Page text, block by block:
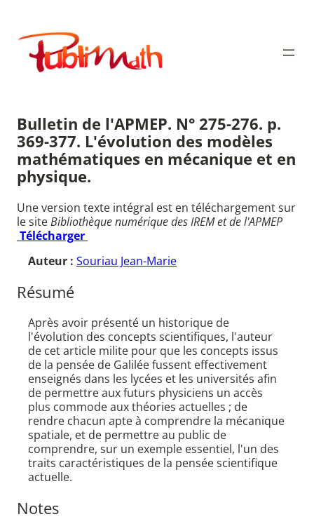
contenu
Publimath
Bulletin de l'APMEP. N° 275-276. p.
369-377. L'évolution des modèles
mathématiques en mécanique et en
physique.
Une version texte intégral est en téléchargement sur
le siteBibliothèque numérique des IREM et de l'APMEP
Télécharger
Auteur : Souriau Jean-Marie
Résumé
Après avoir présenté un historique de
l'évolution des concepts scientifiques, l'auteur
de cet article milite pour que les concepts issus
de la pensée de Galilée fussent effectivement
enseignés dans les lycées et les universités afin
de permettre aux futurs physiciens un accès
plus commode aux théories actuelles ; de
rendre chacun apte à comprendre la mécanique
spatiale, et de permettre au public de
comprendre, sur un exemple essentiel, l'un des
traits caractéristiques de la pensée scientifique
actuelle.
Notes